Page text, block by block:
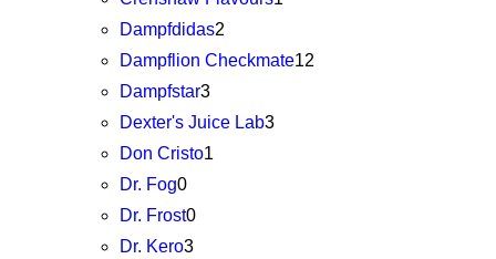
Dampfdidas2
Dampflion Checkmate12
Dampfstar3
Dexter's Juice Lab3
Don Cristo1
Dr. Fog0
Dr. Frost0
Dr. Kero3